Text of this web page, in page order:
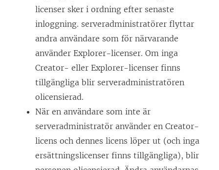
licenser sker i ordning efter senaste
inloggning. serveradministratörer flyttar
andra användare som för närvarande
använder Explorer-licenser. Om inga
Creator- eller Explorer-licenser finns
tillgängliga blir serveradministratören
olicensierad.
När en användare som inte är
serveradministratör använder en Creator-
licens och dennes licens löper ut (och inga
ersättningslicenser finns tillgängliga), blir